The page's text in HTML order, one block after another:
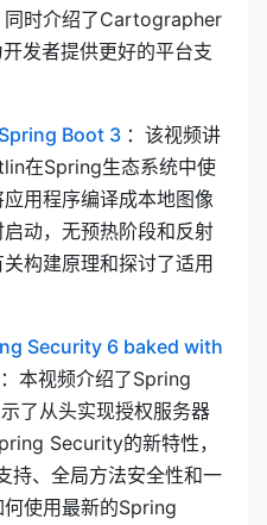
同时介绍了Cartographer
发者提供更好的平台支
Boot 3 (opens new
：该视频讲
在Spring生态系统中使
用程序编译成本地图像
动，无预热阶段和反射
构建原理和探讨了适用
Security 6 baked with
(opens new window)
：本视频介绍了Spring
了从头实现授权服务器
Security的新特性，
持、全局方法安全性和一
使用最新的Spring